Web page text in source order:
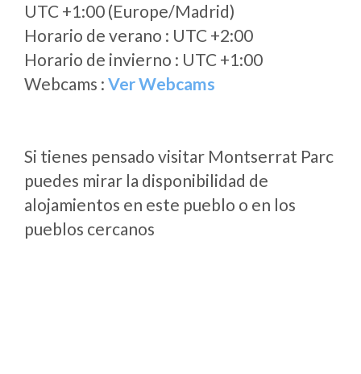
UTC +1:00 (Europe/Madrid)
Horario de verano : UTC +2:00
Horario de invierno : UTC +1:00
Webcams : Ver Webcams
Si tienes pensado visitar Montserrat Parc
puedes mirar la disponibilidad de
alojamientos en este pueblo o en los
pueblos cercanos